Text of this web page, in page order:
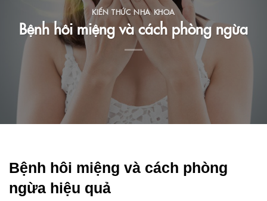
KIẾN THỨC NHA KHOA
Bệnh hôi miệng và cách phòng ngừa
Bệnh hôi miệng và cách phòng
ngừa hiệu quả